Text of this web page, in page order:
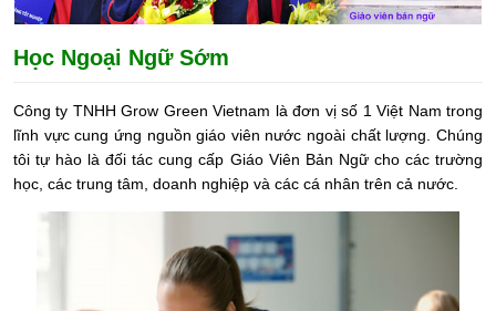
Học Ngoại Ngữ Sớm
Công ty TNHH Grow Green Vietnam là đơn vị số 1 Việt Nam trong
lĩnh vực cung ứng nguồn giáo viên nước ngoài chất lượng. Chúng
tôi tự hào là đối tác cung cấp Giáo Viên Bản Ngữ cho các trường
học, các trung tâm, doanh nghiệp và các cá nhân trên cả nước.